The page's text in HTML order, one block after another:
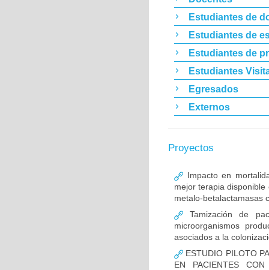
Estudiantes de
Estudiantes de
Estudiantes de
Estudiantes
Egresados
Externos
Proyectos
Impacto en
mejor terapia
metalo-betalactamasas
Tamización de
microorganismos
asociados a la
ESTUDIO PILOTO
EN PACIENTES